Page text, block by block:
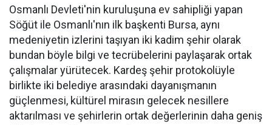
Osmanlı Devleti'nin kuruluşuna ev sahipliği yapan
Söğüt ile Osmanlı'nın ilk başkenti Bursa, aynı
medeniyetin izlerini taşıyan iki kadim şehir olarak
bundan böyle bilgi ve tecrübelerini paylaşarak ortak
çalışmalar yürütecek. Kardeş şehir protokolüyle
birlikte iki belediye arasındaki dayanışmanın
güçlenmesi, kültürel mirasın gelecek nesillere
aktarılması ve şehirlerin ortak değerlerinin daha geniş